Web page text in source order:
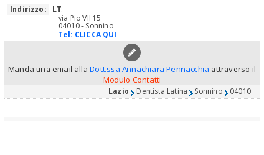
Indirizzo:
LT:
via Pio VII 15
04010 - Sonnino
Tel: CLICCA QUI
Manda una email allaDott.ssa Annachiara Pennacchia attraverso il
Modulo Contatti
Lazio Dentista Latina Sonnino 04010